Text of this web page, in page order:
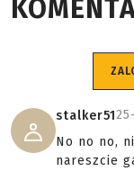
stalker51
No no no,
nareszcie